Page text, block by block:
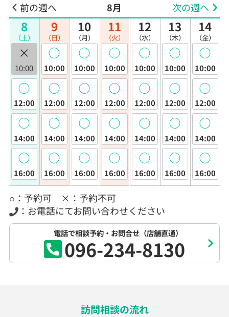
前の週へ 8月 次の週へ
8
（土）
×
10:00
◯
12:00
◯
14:00
◯
16:00
9
（日）
◯
10:00
◯
12:00
◯
14:00
◯
16:00
10
（月）
◯
10:00
◯
12:00
◯
14:00
◯
16:00
11
（火）
◯
10:00
◯
12:00
◯
14:00
◯
16:00
12
（水）
◯
10:00
◯
12:00
◯
14:00
◯
16:00
13
（木）
◯
10:00
◯
12:00
◯
14:00
◯
16:00
14
（金）
◯
10:00
◯
12:00
◯
14:00
◯
16:00
○：予約可 ×：予約不可
：お電話にてお問い合わせください
電話で相談予約・お問合せ（店舗直通）
096-234-8130
訪問相談の流れ